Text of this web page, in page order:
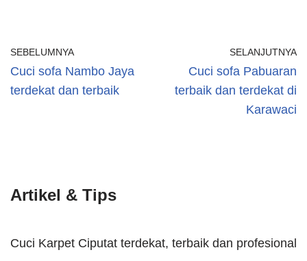
SEBELUMNYA
Cuci sofa Nambo Jaya
terdekat dan terbaik
SELANJUTNYA
Cuci sofa Pabuaran
terbaik dan terdekat di
Karawaci
Artikel & Tips
Cuci Karpet Ciputat terdekat, terbaik dan profesional